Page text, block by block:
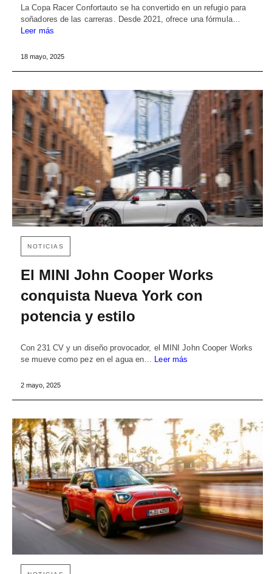
La Copa Racer Confortauto se ha convertido en un refugio para
soñadores de las carreras. Desde 2021, ofrece una fórmula…
Leer más
18 mayo, 2025
NOTICIAS
El MINI John Cooper Works
conquista Nueva York con
potencia y estilo
Con 231 CV y un diseño provocador, el MINI John Cooper Works
se mueve como pez en el agua en…
Leer más
2 mayo, 2025